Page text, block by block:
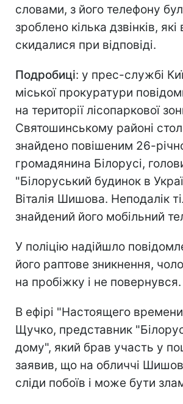
словами, з його телефону
зроблено кілька дзвінків, які
скидалися при відповіді.
Подробиці: у прес-службі
міської прокуратури
на території лісопаркової
Святошинському районі
знайдено повішеним 26-
громадянина Білорусі,
"Білоруський будинок в
Віталія Шишова. Неподалік
знайдений його мобільний
У поліцію надійшло
його раптове зникнення,
на пробіжку і не повернувся.
В ефірі "Настоящего
Щучко, представник
дому", який брав участь у
заявив, що на обличчі
сліди побоїв і може бути